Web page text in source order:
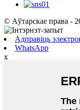
© Аўтарскае права -
Адправіць
WhatsApp
x